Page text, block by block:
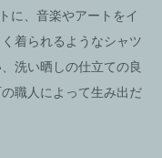
に、音楽やアートをイ
着られるようなシャツ
洗い晒しの仕立ての良
職人によって生み出だ